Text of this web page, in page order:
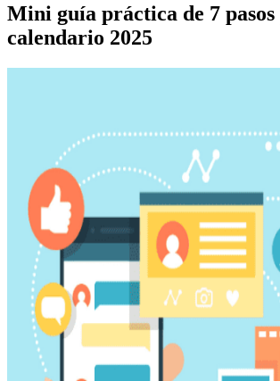
Mini guía práctica de 7
calendario 2025